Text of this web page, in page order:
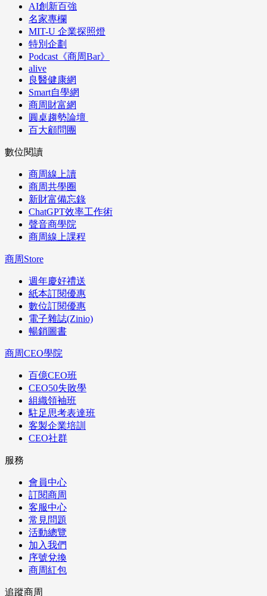
AI創新百強
名家專欄
MIT-U 企業探照燈
特別企劃
Podcast《商周Bar》
alive
良醫健康網
Smart自學網
商周財富網
圓桌趨勢論壇
百大顧問團
數位閱讀
商周線上讀
商周共學圈
新財富備忘錄
ChatGPT效率工作術
聲音商學院
商周線上課程
商周Store
週年慶好禮送
紙本訂閱優惠
數位訂閱優惠
電子雜誌(Zinio)
暢銷圖書
商周CEO學院
百億CEO班
CEO50失敗學
組織領袖班
駐足思考表達班
客製企業培訓
CEO社群
服務
會員中心
訂閱商周
客服中心
常見問題
活動總覽
加入我們
序號兌換
商周紅包
追蹤商周